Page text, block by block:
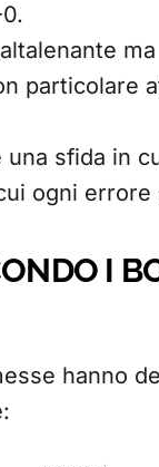
particolare
sfida in
ogni
I
hanno